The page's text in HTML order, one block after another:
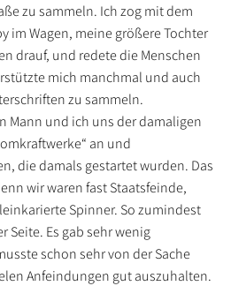
zu sammeln. Ich zog mit dem
im Wagen, meine größere Tochter
drauf, und redete die Menschen
mich manchmal und auch
zu sammeln.
Mann und ich uns der damaligen
an und
die damals gestartet wurden. Das
wir waren fast Staatsfeinde,
Spinner. So zumindest
Seite. Es gab sehr wenig
schon sehr von der Sache
Anfeindungen gut auszuhalten.